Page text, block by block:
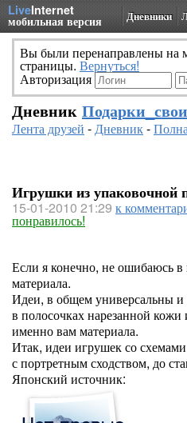
LiveInternet
мобильная версия Дневники
Вы были перенаправлены на
страницы. Вернуться!
Авторизация
Дневник
Лента друзей -Дневник-
Игрушки из упаковочной
15-01-2010 21:29 к
понравилось!
Если я конечно, не ошибаюсь в
материала.
Идеи, в общем универсальны
в полосочках нарезанной
именно вам материала.
Итак, идеи игрушек со
с портретным сходством, до
Японский источник: